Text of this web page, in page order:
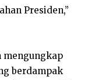
Presiden,”
mengungkap
berdampak